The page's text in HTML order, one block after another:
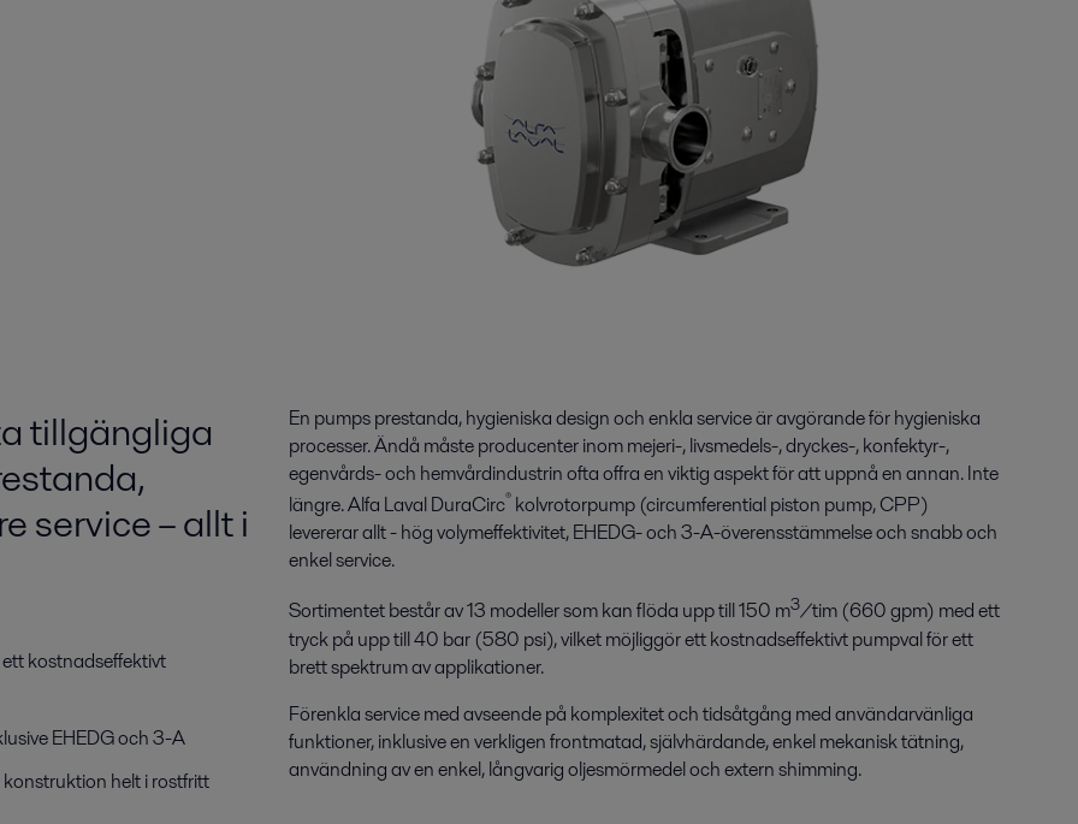
tillgängliga
service – allt i
kostnadseffektivt
EHEDG och 3-A
helt i rostfritt
En pumps prestanda, hygieniska design och enkla service är avgörande för hygieniska
processer. Ändå måste producenter inom mejeri-, livsmedels-, dryckes-, konfektyr-,
egenvårds- och hemvårdindustrin ofta offra en viktig aspekt för att uppnå en annan. Inte
längre. Alfa Laval DuraCirc® kolvrotorpump (circumferential piston pump, CPP)
levererar allt - hög volymeffektivitet, EHEDG- och 3-A-överensstämmelse och snabb och
enkel service.
Sortimentet består av 13 modeller som kan flöda upp till 150 m3/tim (660 gpm) med ett
tryck på upp till 40 bar (580 psi), vilket möjliggör ett kostnadseffektivt pumpval för ett
brett spektrum av applikationer.
Förenkla service med avseende på komplexitet och tidsåtgång med användarvänliga
funktioner, inklusive en verkligen frontmatad, självhärdande, enkel mekanisk tätning,
användning av en enkel, långvarig oljesmörmedel och extern shimming.